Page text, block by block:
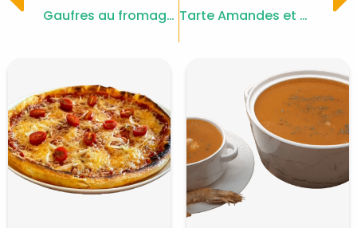
Gaufres au fromage blanc : légères et moelleuses Tarte Amandes et Pommes Gourmande